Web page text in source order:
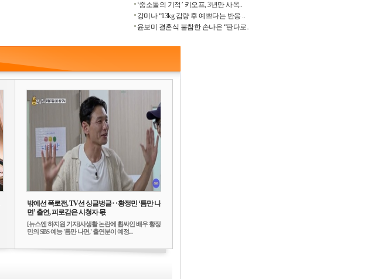
‘중소돌의 기적’ 키오프, 3년만 사옥..
강미나 “13kg 감량 후 예쁘다는 반응 ..
윤보미 결혼식 불참한 손나은 “판다로..
밖에선 폭로전, TV선 싱글벙글‥황정민 ‘틈만 나
면’ 출연, 피로감은 시청자 몫
[뉴스엔 하지원 기자]사생활 논란에 휩싸인 배우 황정
민의 SBS 예능 '틈만 나면,' 출연분이 예정...